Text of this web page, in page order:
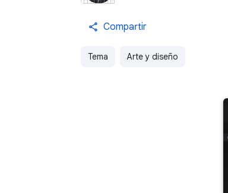
Compartir
Tema Arte y diseño